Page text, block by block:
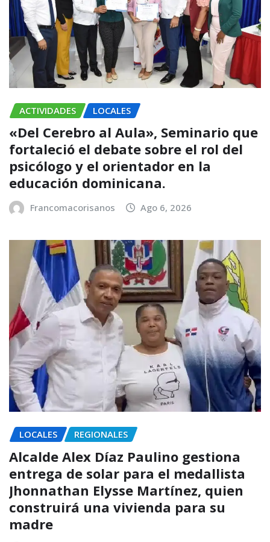
ACTIVIDADES LOCALES
«Del Cerebro al Aula», Seminario que
fortaleció el debate sobre el rol del
psicólogo y el orientador en la
educación dominicana.
Francomacorisanos Ago 6, 2026
LOCALES REGIONALES
Alcalde Alex Díaz Paulino gestiona
entrega de solar para el medallista
Jhonnathan Elysse Martínez, quien
construirá una vivienda para su
madre